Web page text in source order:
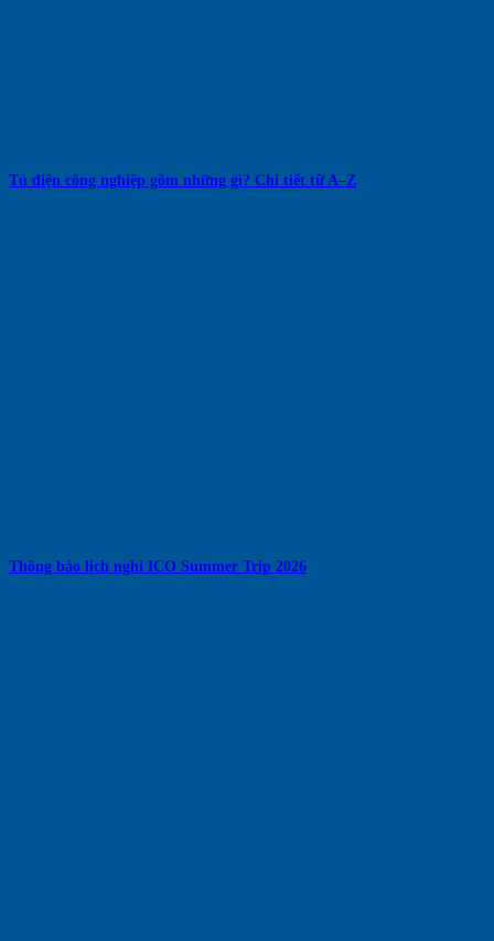
Tủ điện công nghiệp gồm những gì? Chi tiết từ A–Z
Thông báo lịch nghỉ ICO Summer Trip 2026